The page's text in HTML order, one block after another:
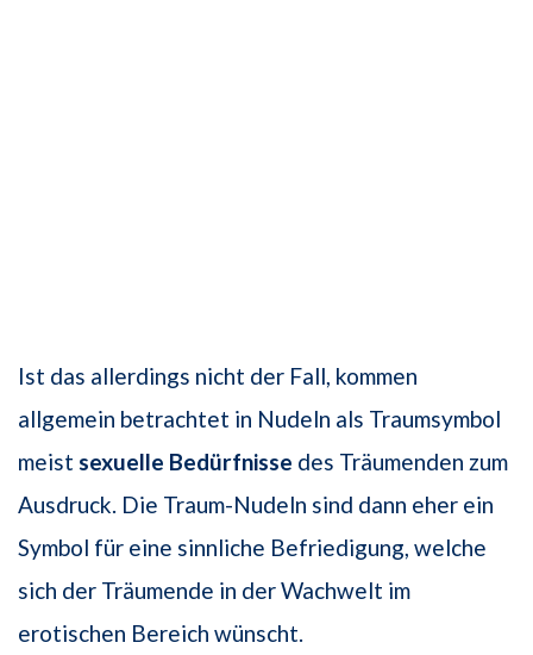
Ist das allerdings nicht der Fall, kommen
allgemein betrachtet in Nudeln als Traumsymbol
meist sexuelle Bedürfnisse des Träumenden zum
Ausdruck. Die Traum-Nudeln sind dann eher ein
Symbol für eine sinnliche Befriedigung, welche
sich der Träumende in der Wachwelt im
erotischen Bereich wünscht.